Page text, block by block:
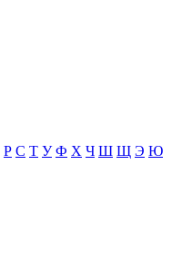
Р С Т У Ф Х Ч Ш Щ Э Ю